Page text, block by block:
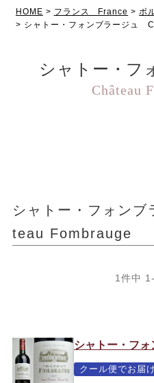
HOME フランス France ボ
シャトー・フォンブラージュ
シャトー・フ
Château
シャトー・フォン
teau Fombrauge
1 件中 1 -
シャトー・フ
クール便でお届